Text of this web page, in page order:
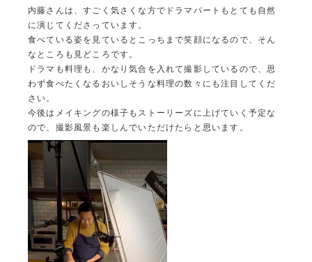
内藤さんは、すごく気さくな方でドラマパートもとても自然
に演じてくださっています。
食べている姿を見ているとこっちまで笑顔になるので、そん
なところも見どころです。
ドラマも料理も、かなり気合を入れて撮影しているので、思
わず食べたくなるおいしそうな料理の数々にも注目してくだ
さい。
今後はメイキングの様子もストーリーズに上げていく予定な
ので、撮影風景も楽しんでいただけたらと思います。